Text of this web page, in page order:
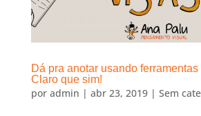
Dá pra anotar usando
Claro que sim!
por admin | abr 23, 2019| Sem